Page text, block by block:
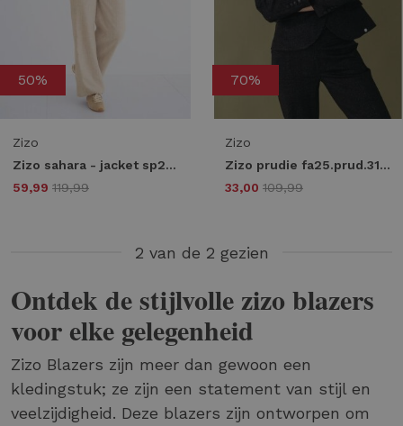
50%
Zizo
Zizo sahara - jacket sp26.sah.501 Blazers sand stripe
59,99 119,99
70%
Zizo
Zizo prudie fa25.prud.310 Blazers black
33,00 109,99
2 van de 2 gezien
Ontdek de stijlvolle zizo blazers
voor elke gelegenheid
Zizo Blazers zijn meer dan gewoon een
kledingstuk; ze zijn een statement van stijl en
veelzijdigheid. Deze blazers zijn ontworpen om